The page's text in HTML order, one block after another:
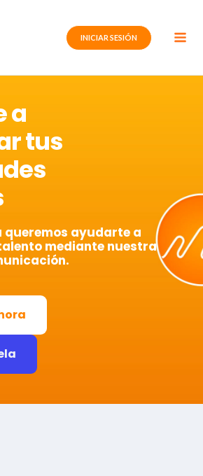
INICIAR SESIÓN
a
tus
queremos ayudarte a
mediante nuestra